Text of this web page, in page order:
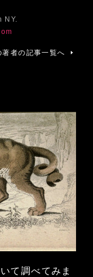
NY.
著者の記事一覧へ
て調べてみま